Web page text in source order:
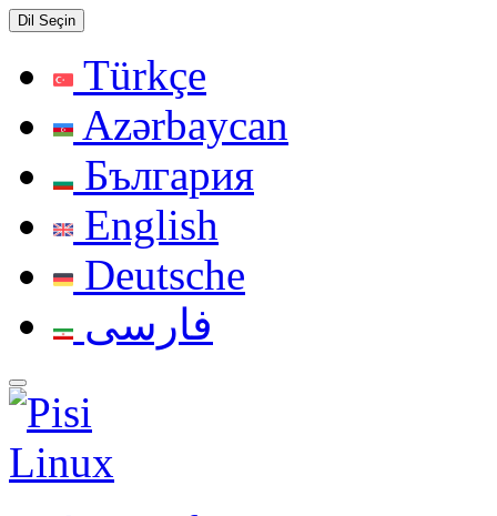
Dil Seçin
Türkçe
Azərbaycan
България
English
Deutsche
فارسی